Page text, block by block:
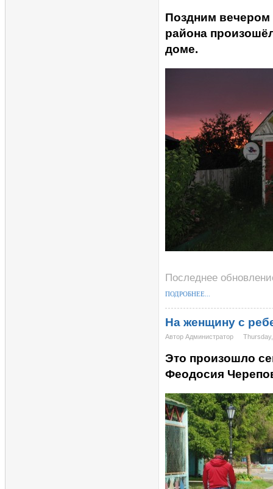
Поздним вечером
района
доме.
Последнее
ПОДРОБНЕЕ...
На женщину с
Автор Администратор
Это произошло
Феодосия